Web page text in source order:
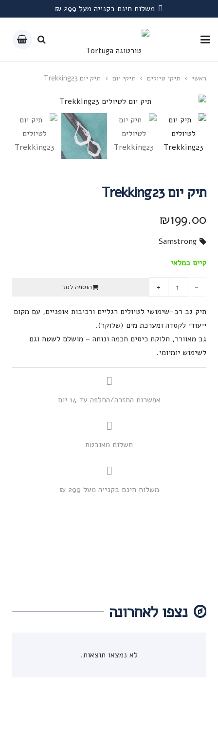
משלוח חינם בקנייה מעל 299 ₪
ראשי › תיקי טיולים › תיקי יום › תיק יום Trekking23
תיק יום Trekking23
₪199.00
Samstrong
קיים במלאי
כמות
תיק
Trekking23
הוספה לסל
תיק גב רב-שימושי לטיולים רגליים ורכיבות אופניים, עם מקום
ייעודי לקסדה ומערכת מים (שלוקר).
גב מאוורר, חלוקת כיסים חכמה ונוחה – מושלם לשטח וגם
לשימוש יומיומי.
אפשרות החזרה/החלפה עד 14 יום
תשלום מאובטח
משלוח חינם בקנייה מעל 299 ₪
נצפו לאחרונה
לא נמצאו תוצאות.